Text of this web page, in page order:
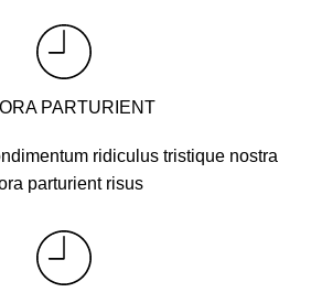
PARTURIENT
ridiculus tristique nostra
parturient risus